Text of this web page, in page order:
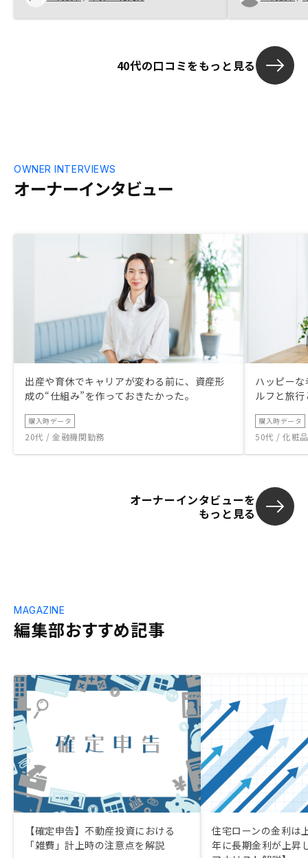
た事で、色々話を聞けたこと、建物管理士
の方とも繋いで頂き、色々知識が深まった
都心の物件を
す．
40代の口コミをもっと見る
オーナーインタビュー
OWNER INTERVIEWS
出産や育休でキャリアが変わる前に、資産形
成の“仕組み”を作っておきたかった。
購入時データ
20代 / 金融機関勤務
ハッピー
ルフと旅
購入時データ
50代 / 化粧
オーナーインタビューを
もっと見る
編集部おすすめ記事
MAGAZINE
【確定申告】不動産投資における
「雑費」計上時の注意点を解説
住宅ローンの金利は
年に長期金利が上昇